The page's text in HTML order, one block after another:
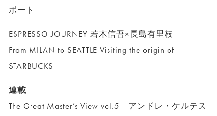
ポート
ESPRESSO JOURNEY 若木信吾×長島有里枝
From MILAN to SEATTLE Visiting the origin of
STARBUCKS
連載
The Great Master’s View vol.5 アンドレ・ケルテス